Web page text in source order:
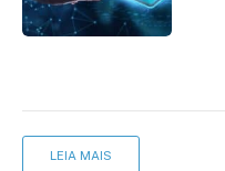
LEIA MAIS